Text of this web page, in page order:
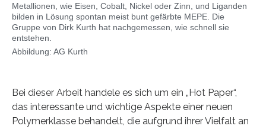
Metallionen, wie Eisen, Cobalt, Nickel oder Zinn, und Liganden
bilden in Lösung spontan meist bunt gefärbte MEPE. Die
Gruppe von Dirk Kurth hat nachgemessen, wie schnell sie
entstehen.
Abbildung: AG Kurth
Bei dieser Arbeit handele es sich um ein „Hot Paper“,
das interessante und wichtige Aspekte einer neuen
Polymerklasse behandelt, die aufgrund ihrer Vielfalt an